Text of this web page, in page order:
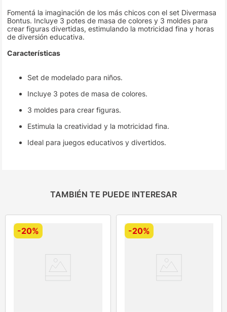
Fomentá la imaginación de los más chicos con el set Divermasa
Bontus. Incluye 3 potes de masa de colores y 3 moldes para
crear figuras divertidas, estimulando la motricidad fina y horas
de diversión educativa.
Características
Set de modelado para niños.
Incluye 3 potes de masa de colores.
3 moldes para crear figuras.
Estimula la creatividad y la motricidad fina.
Ideal para juegos educativos y divertidos.
TAMBIÉN TE PUEDE INTERESAR
-20% -20%